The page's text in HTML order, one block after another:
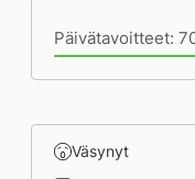
Päivätavoitteet:
Väsynyt